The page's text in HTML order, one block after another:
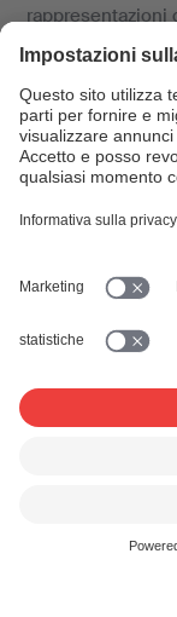
rappresentazioni
recitate) con
Licenze
Il prezzo della
biglietti. In certi
base dei costi
(compensi degli
amplificazione).
concetto
musicali
Occorre